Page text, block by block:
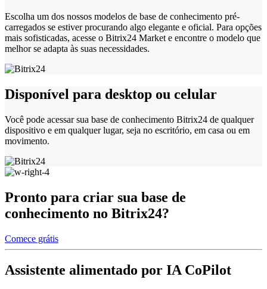
Escolha um dos nossos modelos de base de conhecimento pré-
carregados se estiver procurando algo elegante e oficial. Para opções
mais sofisticadas, acesse o Bitrix24 Market e encontre o modelo que
melhor se adapta às suas necessidades.
Disponível para desktop ou celular
Você pode acessar sua base de conhecimento Bitrix24 de qualquer
dispositivo e em qualquer lugar, seja no escritório, em casa ou em
movimento.
Pronto para criar sua base de
conhecimento no Bitrix24?
Comece grátis
Assistente alimentado por IA CoPilot